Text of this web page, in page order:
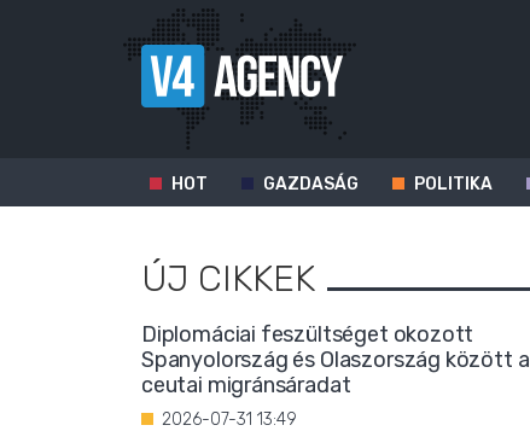
HOT GAZDASÁG POLITIKA
ÚJ CIKKEK
Diplomáciai feszültséget okozott
Spanyolország és Olaszország között a
ceutai migránsáradat
2026-07-31 13:49